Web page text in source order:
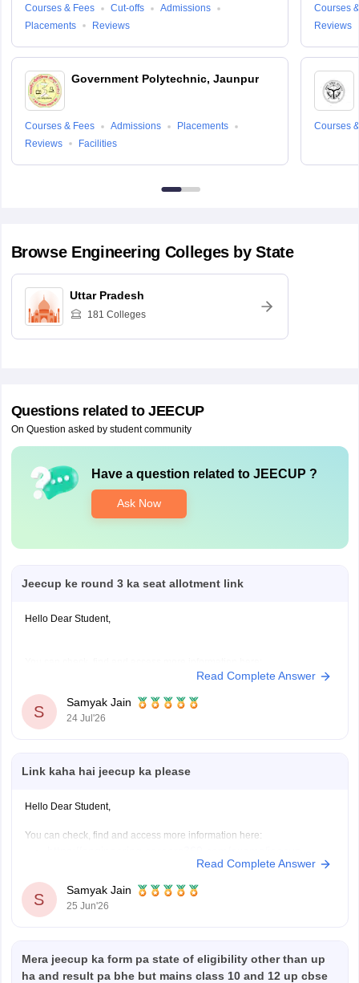
Courses & Fees Cut-offs
Admissions
Placements
Reviews
Government Polytechnic, Jaunpur
Courses & Fees Admissions
Placements
Reviews
Facilities
Courses
Reviews
Courses
Browse Engineering Colleges by State
Uttar Pradesh
181 Colleges
Questions related to JEECUP
On Question asked by student community
Have a question related to JEECUP ?
Ask Now
Jeecup ke round 3 ka seat allotment link
Hello Dear Student,
https://engineering.careers360.com/articles/jeecup-seat-
allotment
https://engineering.careers360.com/articles/jeecup-
2026-round-3-seat-allotment-live-check-up-polytechnic-
Hope it helps!
Read Complete Answer
S
Samyak Jain
24 Jul'26
Link kaha hai jeecup ka please
Hello Dear Student,
You can check, find and access more information here:
https://engineering.careers360.com/articles/jeecup-
counselling
https://engineering.careers360.com/articles/jeecup-
latest-news-and-updates
Hope it helps!
Read Complete Answer
S
Samyak Jain
25 Jun'26
Mera jeecup ka form pa state of eligibility other than up
ha and result pa bhe but mains class 10 and 12 up cbse